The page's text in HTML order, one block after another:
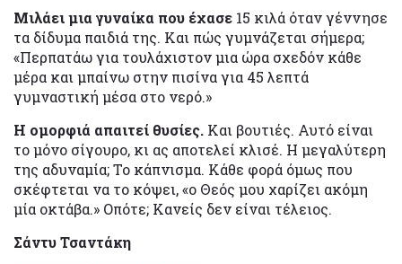
Μιλάει μια γυναίκα που έχασε 15 κιλά όταν γέννησε
τα δίδυμα παιδιά της. Και πώς γυμνάζεται σήμερα;
«Περπατάω για τουλάχιστον μια ώρα σχεδόν κάθε
μέρα και μπαίνω στην πισίνα για 45 λεπτά
γυμναστική μέσα στο νερό.»
Η ομορφιά απαιτεί θυσίες. Και βουτιές. Αυτό είναι
το μόνο σίγουρο, κι ας αποτελεί κλισέ. Η μεγαλύτερη
της αδυναμία; Το κάπνισμα. Kάθε φορά όμως που
σκέφτεται να το κόψει, «ο Θεός μου χαρίζει ακόμη
μία οκτάβα.» Οπότε; Κανείς δεν είναι τέλειος.
Σάντυ Τσαντάκη